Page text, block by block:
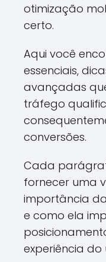
otimização
certo.
Aqui você
essenciais,
avançadas
tráfego
conversões.
Cada
fornecer uma
importância
e como ela
experiência do